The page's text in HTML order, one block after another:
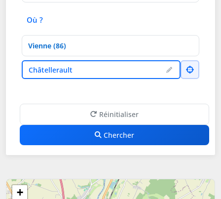
Où ?
Département
VilleChâtellerault
Réinitialiser
Chercher
+